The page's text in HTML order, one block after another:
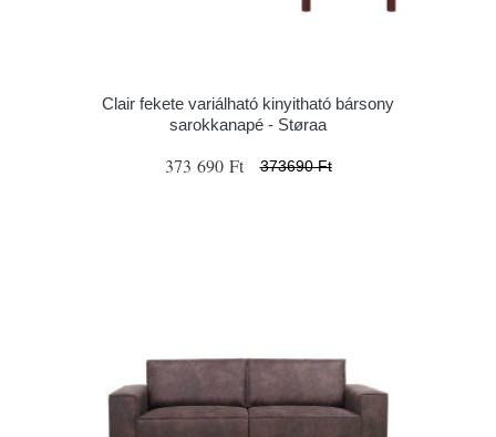
Clair fekete variálható kinyitható bársony
sarokkanapé - Støraa
373 690 Ft 373690 Ft